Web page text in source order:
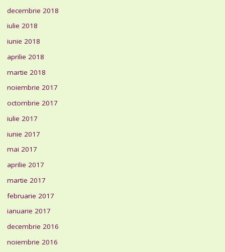
decembrie 2018
iulie 2018
iunie 2018
aprilie 2018
martie 2018
noiembrie 2017
octombrie 2017
iulie 2017
iunie 2017
mai 2017
aprilie 2017
martie 2017
februarie 2017
ianuarie 2017
decembrie 2016
noiembrie 2016